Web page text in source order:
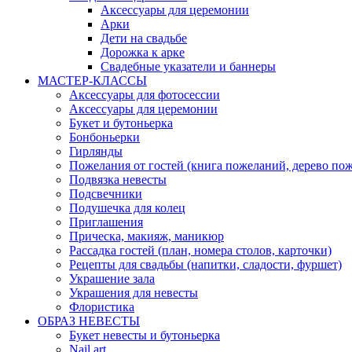
Аксессуары для церемонии
Арки
Дети на свадьбе
Дорожка к арке
Свадебные указатели и баннеры
МАСТЕР-КЛАССЫ
Аксессуары для фотосессии
Аксессуары для церемонии
Букет и бутоньерка
Бонбоньерки
Гирлянды
Пожелания от гостей (книга пожеланий, дерево
Подвязка невесты
Подсвечники
Подушечка для колец
Приглашения
Прическа, макияж, маникюр
Рассадка гостей (план, номера столов, карточки)
Рецепты для свадьбы (напитки, сладости, фуршет)
Украшение зала
Украшения для невесты
Флористика
ОБРАЗ НЕВЕСТЫ
Букет невесты и бутоньерка
Nail art